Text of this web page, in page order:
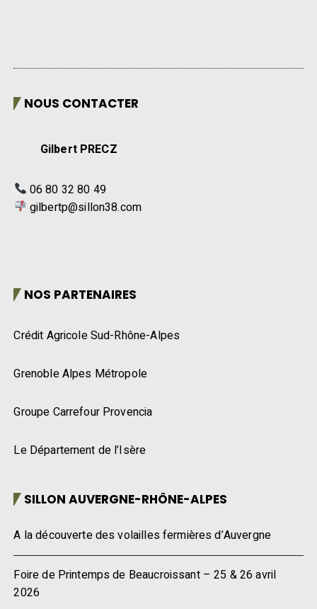
NOUS CONTACTER
Gilbert PRECZ
06 80 32 80 49
gilbertp@sillon38.com
NOS PARTENAIRES
Crédit Agricole Sud-Rhône-Alpes
Grenoble Alpes Métropole
Groupe Carrefour Provencia
Le Département de l’Isère
SILLON AUVERGNE-RHÔNE-ALPES
A la découverte des volailles fermières d’Auvergne
Foire de Printemps de Beaucroissant – 25 & 26 avril
2026